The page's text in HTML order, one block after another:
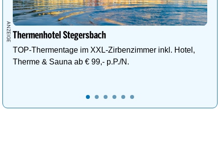
Thermenhotel Stegersbach
TOP-Thermentage im XXL-Zirbenzimmer inkl. Hotel,
Therme & Sauna ab € 99,- p.P./N.